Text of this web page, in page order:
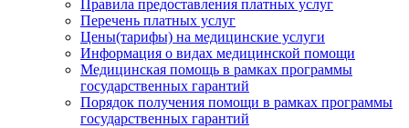
Правила предоставления платных услуг
Перечень платных услуг
Цены(тарифы) на медицинские услуги
Информация о видах медицинской помощи
Медицинская помощь в рамках программы
государственных гарантий
Порядок получения помощи в рамках программы
государственных гарантий